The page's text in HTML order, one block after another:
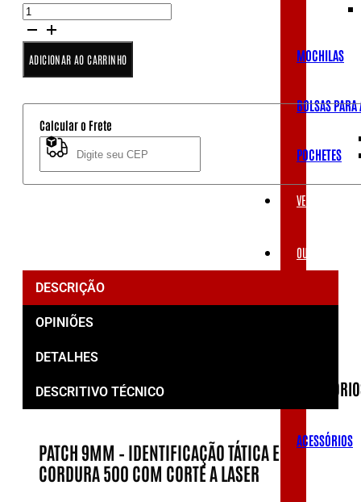
MOCHILAS
BOLSAS
POCHETES
VESTUÁRIOS
OUTLET
ACESSÓRIOS
ACESSÓRIOS
Patch
9mm
quantidade
ADICIONAR AO CARRINHO
Calcular o Frete
Não sei meu CEP
DESCRIÇÃO
OPINIÕES
DETALHES
DESCRITIVO TÉCNICO
PATCH 9MM – IDENTIFICAÇÃO TÁTICA EM
CORDURA 500 COM CORTE A LASER